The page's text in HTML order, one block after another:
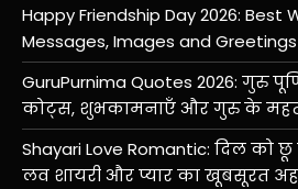
Happy Friendship Day 2026: Best
Messages, Images and
GuruPurnima Quotes 2026: गुरु
कोट्स, शुभकामनाएँ और गुरु के
Shayari Love Romantic: दिल को
लव शायरी और प्यार का खूबसूरत